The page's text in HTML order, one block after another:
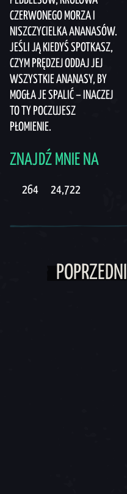
CZERWONEGO MORZA I
NISZCZYCIELKA ANANASÓW.
JEŚLI JĄ KIEDYŚ SPOTKASZ,
CZYM PRĘDZEJ ODDAJ JEJ
WSZYSTKIE ANANASY, BY
MOGŁA JE SPALIĆ – INACZEJ
TO TY POCZUJESZ
PŁOMIENIE.
ZNAJDŹ MNIE NA
264 24,722